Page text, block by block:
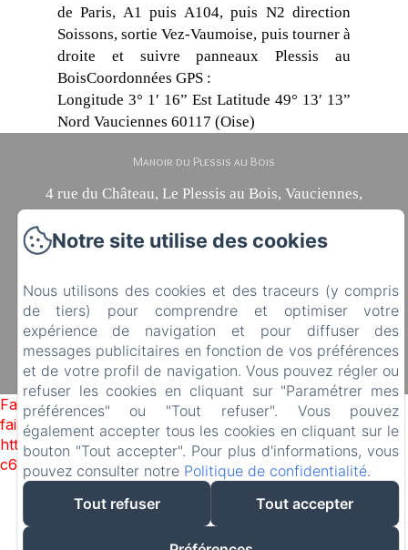
de Paris, A1 puis A104, puis N2 direction
Soissons, sortie Vez-Vaumoise, puis tourner à
droite et suivre panneaux Plessis au
BoisCoordonnées GPS :
Longitude 3° 1′ 16” Est Latitude 49° 13′ 13”
Nord Vauciennes 60117 (Oise)
Manoir du Plessis au Bois
4 rue du Château, Le Plessis au Bois, Vauciennes,
60117, France
diane.delonguemar@orange.fr
+33 (0) 6 08 50 38 09
Créé par Amenitiz
Conditions Générales de Vente
Failed to load BookingEngine/index: Loading chunk 1322
failed. (missing:
https://d1cmur5l0xva3h.cloudfront.net/packs/1322-
c6e932f9d3d27b65-1bf7c4dc6a241241.js)
Notre site utilise des cookies
Nous utilisons des cookies et des traceurs (y compris
de tiers) pour comprendre et optimiser votre
expérience de navigation et pour diffuser des
messages publicitaires en fonction de vos préférences
et de votre profil de navigation. Vous pouvez régler ou
refuser les cookies en cliquant sur "Paramétrer mes
préférences" ou "Tout refuser". Vous pouvez
également accepter tous les cookies en cliquant sur le
bouton "Tout accepter". Pour plus d'informations, vous
pouvez consulter notre Politique de confidentialité.
Tout refuser
Tout accepter